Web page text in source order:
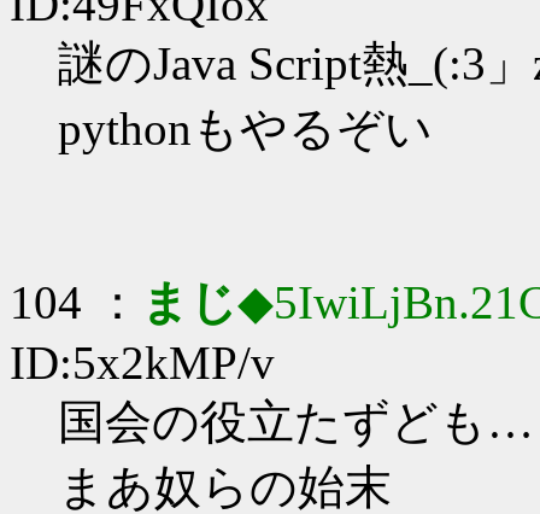
謎のJava Script熱_(:3
pythonもやるぞい
104 ： まじ
ID:5x2kMP/v
国会の役立たずども…
まあ奴らの始末